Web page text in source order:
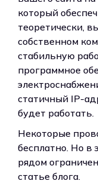
который
теоретически,
собственном
стабильную
программное
статичный IP-
будет работать.
Некоторые
бесплатно. Но в
рядом
статье блога.